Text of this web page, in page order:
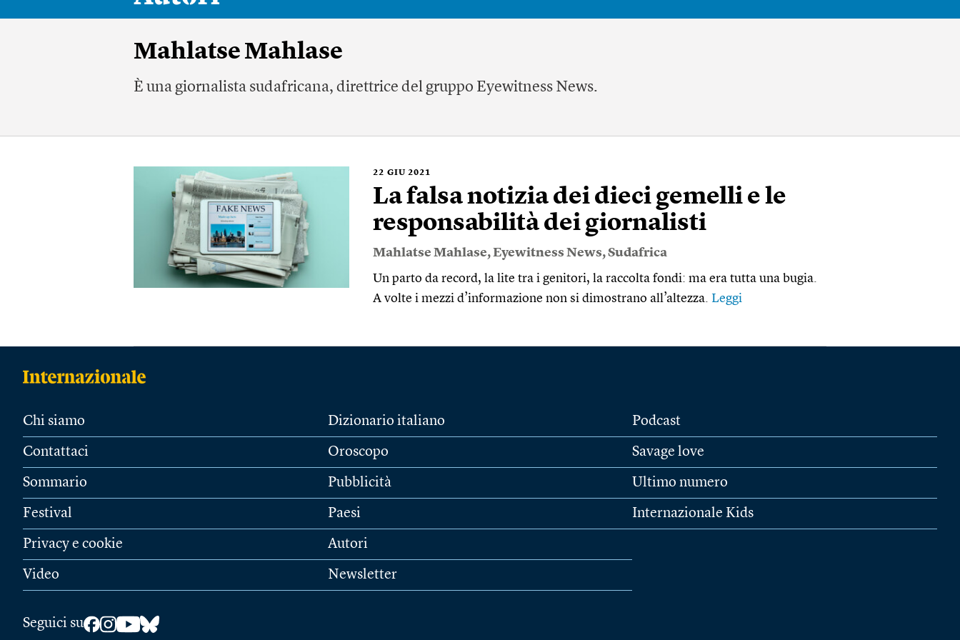
Mahlatse Mahlase
È una giornalista sudafricana, direttrice del gruppo Eyewitness News.
22 GIU 2021
La falsa notizia dei dieci gemelli e le
responsabilità dei giornalisti
Mahlatse Mahlase,Eyewitness News,Sudafrica
Un parto da record, la lite tra i genitori, la raccolta fondi: ma era tutta una bugia.
A volte i mezzi d’informazione non si dimostrano all’altezza. Leggi
Chi siamo
Contattaci
Sommario
Festival
Privacy e cookie
Video
Dizionario italiano
Oroscopo
Pubblicità
Paesi
Autori
Newsletter
Podcast
Savage love
Ultimo numero
Internazionale Kids
Seguici su